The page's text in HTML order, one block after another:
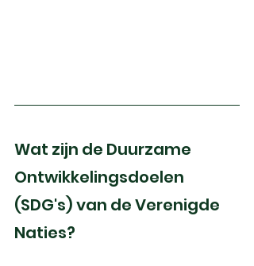
Wat zijn de Duurzame
Ontwikkelingsdoelen
(SDG's) van de Verenigde
Naties?